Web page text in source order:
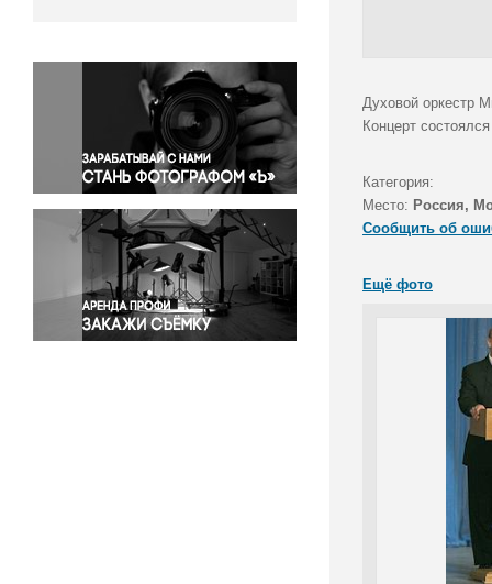
Окружающая среда
Политика
Правосудие
Происшествия и конфликты
Религия
Светская жизнь
Спорт
Экология
Экономика и бизнес
Духовой оркестр
Концерт
Категория:
Место: Россия,
Сообщить об
Ещё фото